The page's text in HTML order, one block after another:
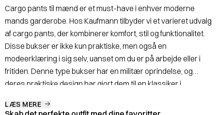
Cargo pants til mænd er et must-have i enhver moderne
mands garderobe. Hos Kaufmann tilbyder vi et varieret udvalg
af cargo pants, der kombinerer komfort, stil og funktionalitet.
Disse bukser er ikke kun praktiske, men også en
modeerklæring i sig selv, uanset om du er på arbejde eller i
fritiden. Denne type bukser har en militær oprindelse, og
deres praktiske design har gjort dem til en klassiker i
er de nu blevet en fast bestanddel af den moderne
LÆS MERE